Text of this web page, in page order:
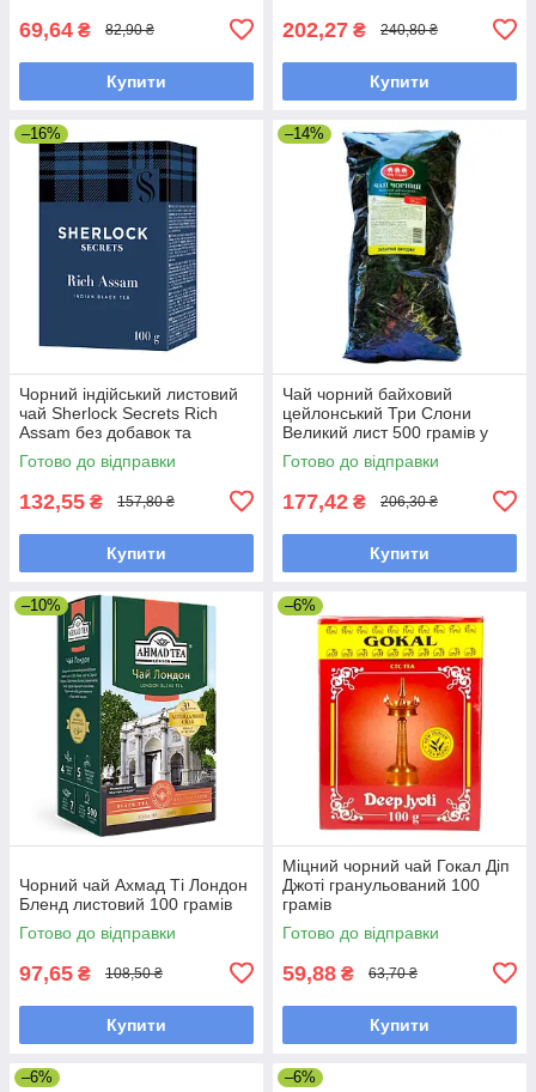
69,64 ₴ 82,90 ₴
Купити
202,27 ₴ 240,80 ₴
Купити
–16%
Чорний індійський листовий
чай Sherlock Secrets Rich
Assam без добавок та
ароматизаторів 100 грамів
Готово до відправки
132,55 ₴ 157,80 ₴
Купити
–14%
Чай чорний байховий
цейлонський Три Слони
Великий лист 500 грамів у
м'якому пакованні
Готово до відправки
177,42 ₴ 206,30 ₴
Купити
–10%
Чорний чай Ахмад Ті Лондон
Бленд листовий 100 грамів
Готово до відправки
97,65 ₴ 108,50 ₴
Купити
–6%
Міцний чорний чай Гокал Діп
Джоті гранульований 100
грамів
Готово до відправки
59,88 ₴ 63,70 ₴
Купити
–6% –6%